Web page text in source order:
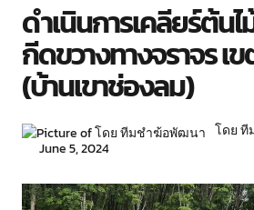
ดำเนินการเคลียร์ต้น
กีดขวางทางจราจร
(บ้านเขาช่องลม)
โดย
June 5, 2024